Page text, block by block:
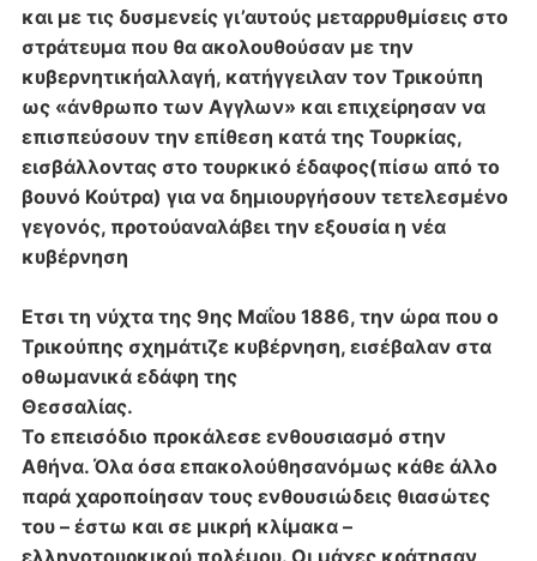
και με τις δυσμενείς γι’αυτούς μεταρρυθμίσεις στο
στράτευμα που θα ακολουθούσαν με την
κυβερνητικήαλλαγή, κατήγγειλαν τον Τρικούπη
ως «άνθρωπο των Αγγλων» και επιχείρησαν να
επισπεύσουν την επίθεση κατά της Τουρκίας,
εισβάλλοντας στο τουρκικό έδαφος(πίσω από το
βουνό Κούτρα) για να δημιουργήσουν τετελεσμένο
γεγονός, προτούαναλάβει την εξουσία η νέα
κυβέρνηση
Ετσι τη νύχτα της 9ης Μαΐου 1886, την ώρα που ο
Τρικούπης σχημάτιζε κυβέρνηση, εισέβαλαν στα
οθωμανικά εδάφη της
Θεσσαλίας.
Το επεισόδιο προκάλεσε ενθουσιασμό στην
Αθήνα. Όλα όσα επακολούθησανόμως κάθε άλλο
παρά χαροποίησαν τους ενθουσιώδεις θιασώτες
του – έστω και σε μικρή κλίμακα –
ελληνοτουρκικού πολέμου. Οι μάχες κράτησαν